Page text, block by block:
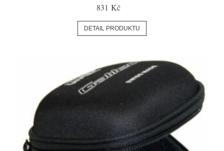
831 Kč
DETAIL PRODUKTU